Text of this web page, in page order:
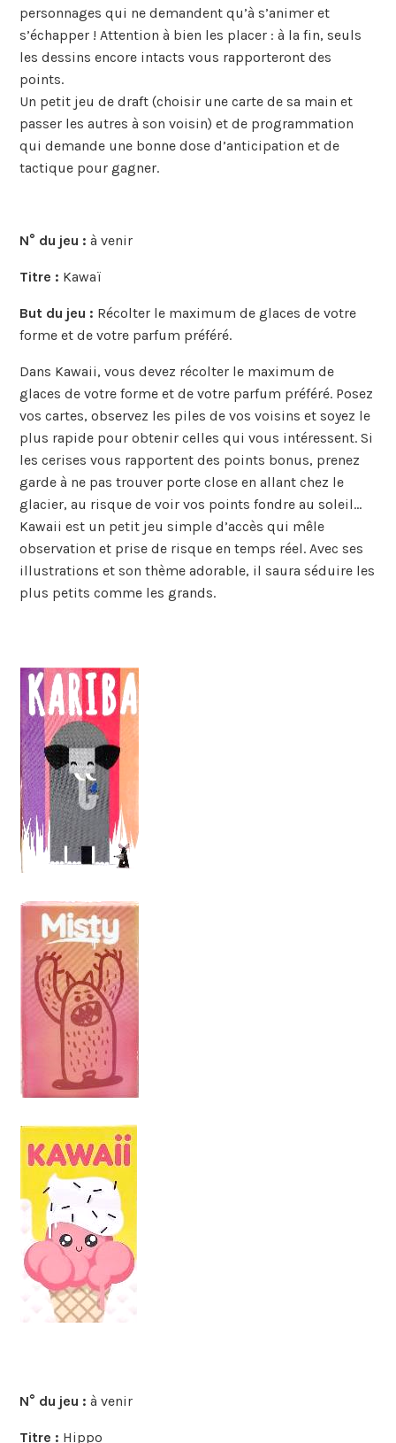
personnages qui ne demandent qu’à s’animer et
s’échapper ! Attention à bien les placer : à la fin, seuls
les dessins encore intacts vous rapporteront des
points.
Un petit jeu de draft (choisir une carte de sa main et
passer les autres à son voisin) et de programmation
qui demande une bonne dose d’anticipation et de
tactique pour gagner.
N° du jeu :à venir
Titre : Kawaï
But du jeu : Récolter le maximum de glaces de votre
forme et de votre parfum préféré.
Dans Kawaii, vous devez récolter le maximum de
glaces de votre forme et de votre parfum préféré. Posez
vos cartes, observez les piles de vos voisins et soyez le
plus rapide pour obtenir celles qui vous intéressent. Si
les cerises vous rapportent des points bonus, prenez
garde à ne pas trouver porte close en allant chez le
glacier, au risque de voir vos points fondre au soleil…
Kawaii est un petit jeu simple d’accès qui mêle
observation et prise de risque en temps réel. Avec ses
illustrations et son thème adorable, il saura séduire les
plus petits comme les grands.
N° du jeu :à venir
Titre : Hippo